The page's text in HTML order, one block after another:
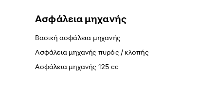
Ασφάλεια μηχανής
Βασική ασφάλεια μηχανής
Ασφάλεια μηχανής πυρός / κλοπής
Ασφάλεια μηχανής 125 cc